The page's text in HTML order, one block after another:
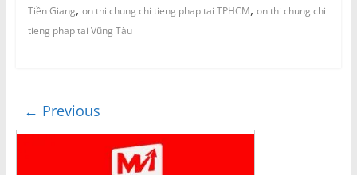
Tiền Giang, on thi chung chi tieng phap tai TPHCM, on thi chung chi
tieng phap tai Vũng Tàu
← Previous